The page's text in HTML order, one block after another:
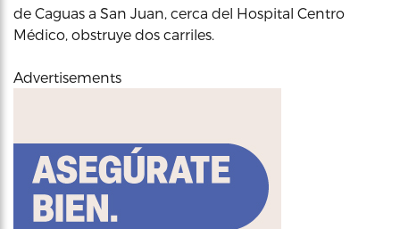
de Caguas a San Juan, cerca del Hospital Centro
Médico, obstruye dos carriles.
Advertisements